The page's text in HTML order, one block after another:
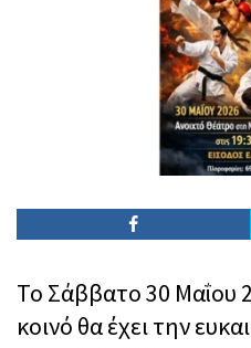
Το Σάββατο 30 Μαΐου
κοινό θα έχει την